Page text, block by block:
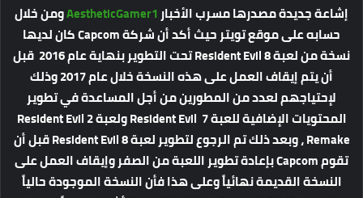
إشاعة جديدة مصدرها مسرب الأخبارAestheticGamer1ومن خلال
حسابه على موقع تويتر حيث أكد أن شركة Capcom كان لديها
نسخة من لعبة Resident Evil 8 تحت التطوير بنهاية عام 2016 قبل
أن يتم إيقاف العمل على هذه النسخة خلال عام 2017 وذلك
لإحتياجهم لعدد من المطورين من أجل المساعدة في تطوير
المحتويات الإضافية للعبة Resident Evil 7 ولعبة Resident Evil 2
Remake ، وبعد ذلك تم الرجوع لتطوير لعبة Resident Evil 8 قبل أن
تقوم Capcom بإعادة تطوير اللعبة من الصفر وإيقاف العمل على
النسخة القديمة نهائياً وعلى هذا فأن النسخة الموجودة حالياً